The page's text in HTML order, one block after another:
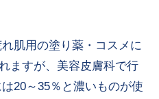
肌用の塗り薬・コスメに
ますが、美容皮膚科で行
20～35％と濃いものが使